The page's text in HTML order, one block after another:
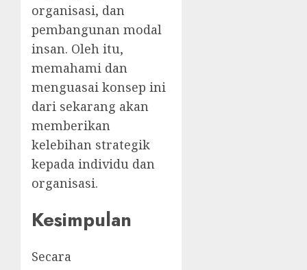
organisasi, dan
pembangunan modal
insan. Oleh itu,
memahami dan
menguasai konsep ini
dari sekarang akan
memberikan
kelebihan strategik
kepada individu dan
organisasi.
Kesimpulan
Secara